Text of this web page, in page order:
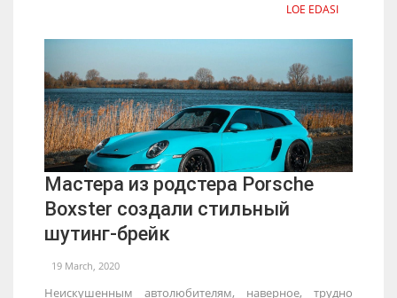
LOE EDASI
Мастера из родстера Porsche
Boxster создали стильный
шутинг-брейк
19 March, 2020
Неискушенным автолюбителям, наверное, трудно